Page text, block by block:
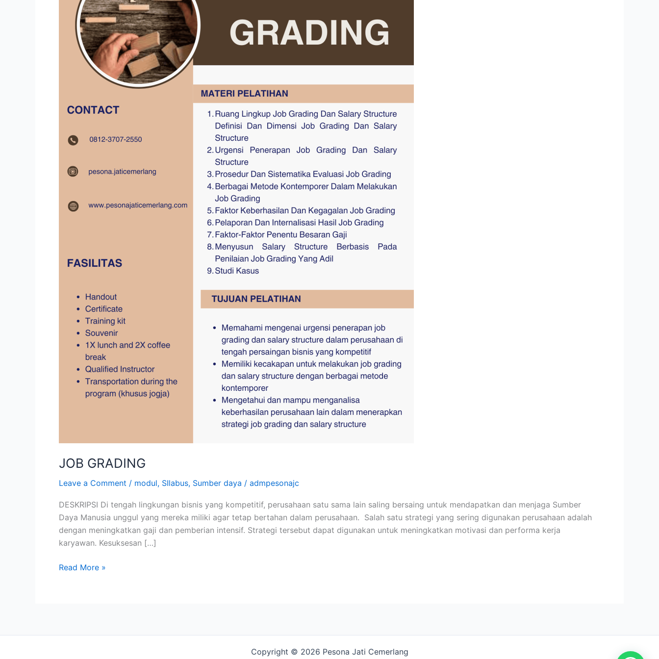
JOB GRADING
Leave a Comment / modul, SIlabus, Sumber daya / admpesonajc
DESKRIPSI Di tengah lingkungan bisnis yang kompetitif, perusahaan satu sama lain saling bersaing untuk mendapatkan dan menjaga Sumber
Daya Manusia unggul yang mereka miliki agar tetap bertahan dalam perusahaan. Salah satu strategi yang sering digunakan perusahaan adalah
dengan meningkatkan gaji dan pemberian intensif. Strategi tersebut dapat digunakan untuk meningkatkan motivasi dan performa kerja
karyawan. Kesuksesan […]
Read More »
Copyright © 2026 Pesona Jati Cemerlang